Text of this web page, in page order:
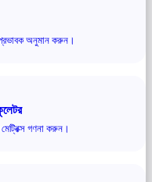
অনুমান করুন।
গণনা করুন।